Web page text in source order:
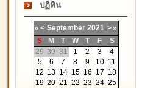
ปฏิทิน
« < September 2021 >»
S
M T W T F
S
29 30 31 1 2 3
4
5
6 7 8 9 10 11
12 13 14 15 16 17 18
19 20 21 22 23 24 25